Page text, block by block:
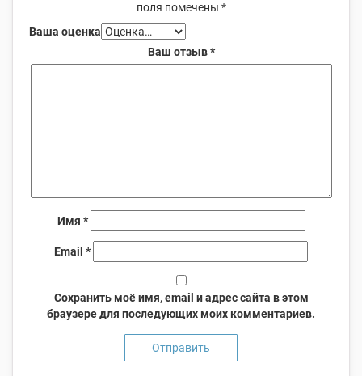
поля помечены *
Ваша оценка
Ваш отзыв*
Имя *
Email *
Сохранить моё имя, email и адрес сайта в этом
браузере для последующих моих комментариев.